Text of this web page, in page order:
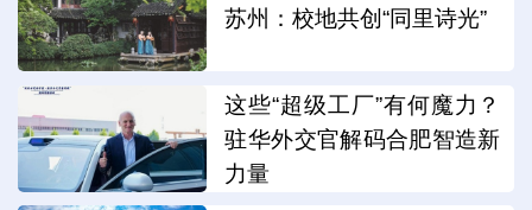
苏州：校地共创“同里诗光”
这些“超级工厂”有何魔力？
驻华外交官解码合肥智造新
力量